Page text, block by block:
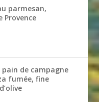
parmesan,
Provence
de campagne
fumée, fine